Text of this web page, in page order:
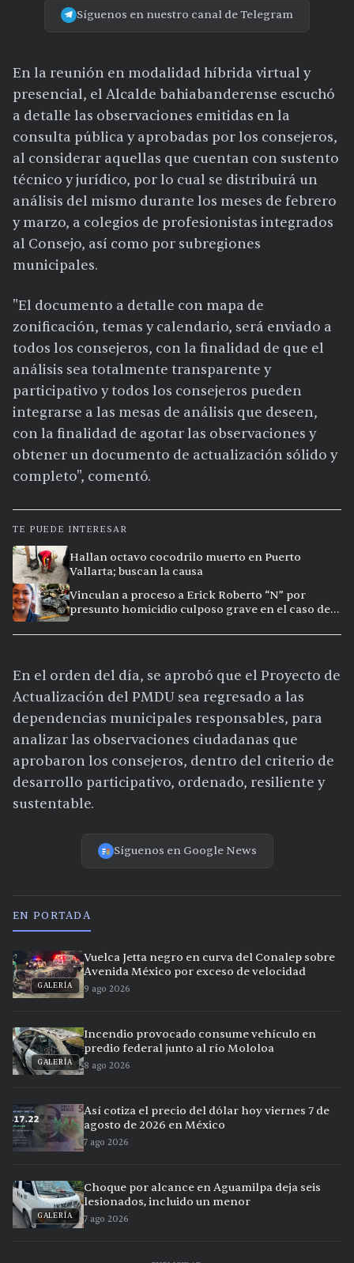
Síguenos en nuestro canal de Telegram
En la reunión en modalidad híbrida virtual y
presencial, el Alcalde bahiabanderense escuchó
a detalle las observaciones emitidas en la
consulta pública y aprobadas por los consejeros,
al considerar aquellas que cuentan con sustento
técnico y jurídico, por lo cual se distribuirá un
análisis del mismo durante los meses de febrero
y marzo, a colegios de profesionistas integrados
al Consejo, así como por subregiones
municipales.
"El documento a detalle con mapa de
zonificación, temas y calendario, será enviado a
todos los consejeros, con la finalidad de que el
análisis sea totalmente transparente y
participativo y todos los consejeros pueden
integrarse a las mesas de análisis que deseen,
con la finalidad de agotar las observaciones y
obtener un documento de actualización sólido y
completo", comentó.
TE PUEDE INTERESAR
Hallan octavo cocodrilo muerto en Puerto
Vallarta; buscan la causa
Vinculan a proceso a Erick Roberto “N” por
presunto homicidio culposo grave en el caso de
En el orden del día, se aprobó que el Proyecto de
Actualización del PMDU sea regresado a las
dependencias municipales responsables, para
analizar las observaciones ciudadanas que
aprobaron los consejeros, dentro del criterio de
desarrollo participativo, ordenado, resiliente y
sustentable.
Síguenos en Google News
EN PORTADA
GALERÍA
Vuelca Jetta negro en curva del Conalep sobre
Avenida México por exceso de velocidad
9 ago 2026
GALERÍA
Incendio provocado consume vehículo en
predio federal junto al río Mololoa
8 ago 2026
Así cotiza el precio del dólar hoy viernes 7 de
agosto de 2026 en México
7 ago 2026
GALERÍA
Choque por alcance en Aguamilpa deja seis
lesionados, incluido un menor
7 ago 2026